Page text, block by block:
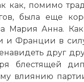
как, помимо
была еще
Мария Анна.
и Франции в
друг
блестящей
влиянию